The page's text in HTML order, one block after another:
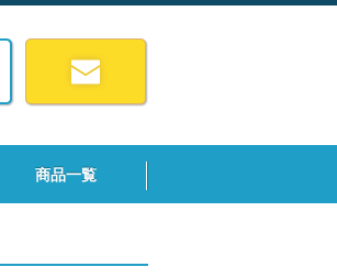
商品一覧